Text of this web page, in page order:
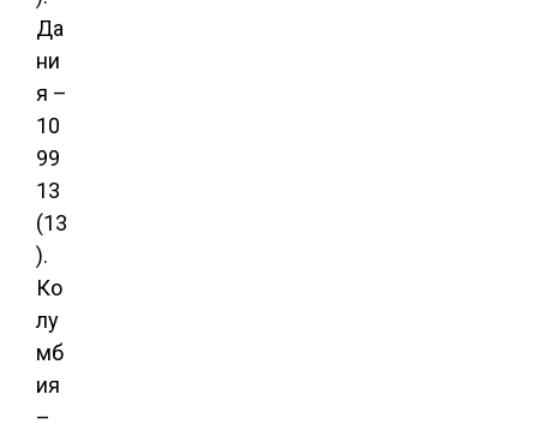
Да
ни
я –
10
99
13
(13
).
Ко
лу
мб
ия
–